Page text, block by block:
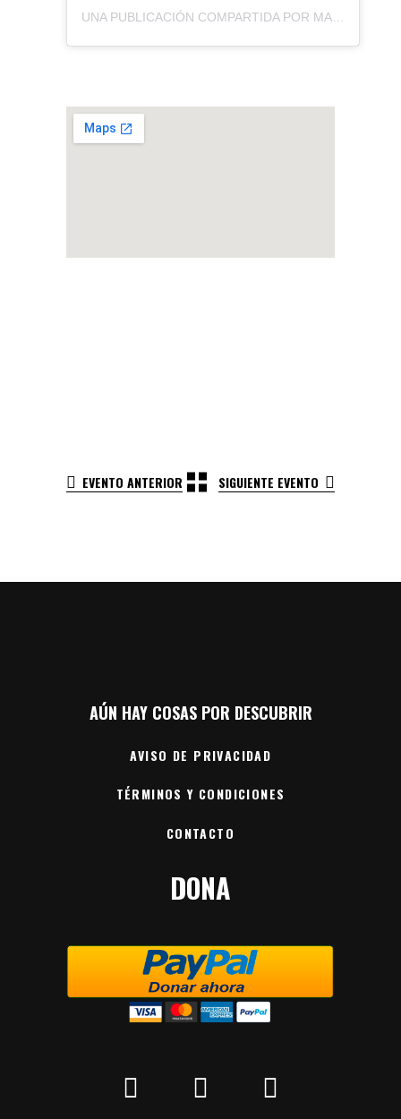
EVENTO ANTERIOR SIGUIENTE EVENTO
AÚN HAY COSAS POR DESCUBRIR
AVISO DE PRIVACIDAD
TÉRMINOS Y CONDICIONES
CONTACTO
DONA